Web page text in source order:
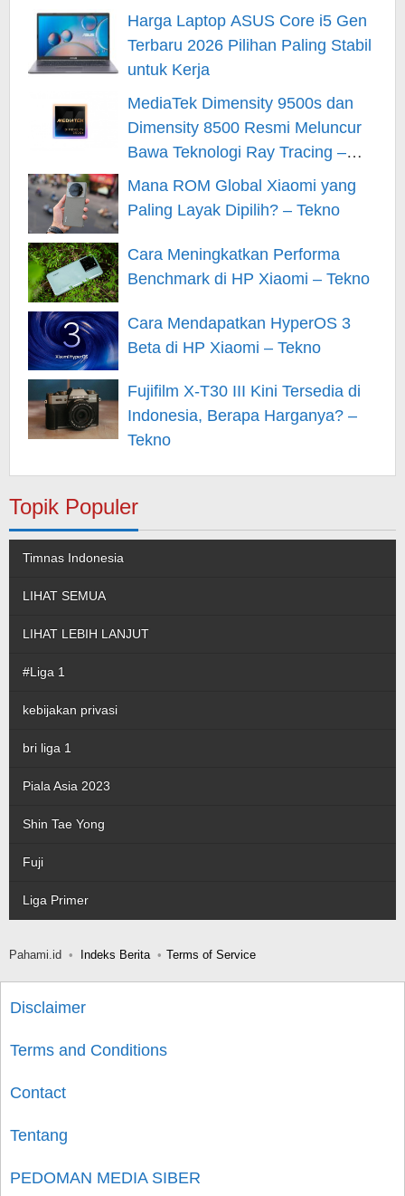
Harga Laptop ASUS Core i5 Gen
Terbaru 2026 Pilihan Paling Stabil
untuk Kerja
MediaTek Dimensity 9500s dan
Dimensity 8500 Resmi Meluncur
Bawa Teknologi Ray Tracing –
Tekno
Mana ROM Global Xiaomi yang
Paling Layak Dipilih? – Tekno
Cara Meningkatkan Performa
Benchmark di HP Xiaomi – Tekno
Cara Mendapatkan HyperOS 3
Beta di HP Xiaomi – Tekno
Fujifilm X-T30 III Kini Tersedia di
Indonesia, Berapa Harganya? –
Tekno
Topik Populer
Timnas Indonesia
LIHAT SEMUA
LIHAT LEBIH LANJUT
#Liga 1
kebijakan privasi
bri liga 1
Piala Asia 2023
Shin Tae Yong
Fuji
Liga Primer
Pahami.id Indeks Berita Terms of Service
Disclaimer
Terms and Conditions
Contact
Tentang
PEDOMAN MEDIA SIBER